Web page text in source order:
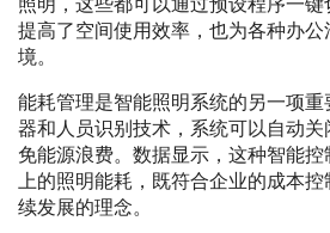
照明，这些都可以通过预设程序一
提高了空间使用效率，也为各种办
境。
能耗管理是智能照明系统的另一项
器和人员识别技术，系统可以自动
免能源浪费。数据显示，这种智能
上的照明能耗，既符合企业的成本
续发展的理念。